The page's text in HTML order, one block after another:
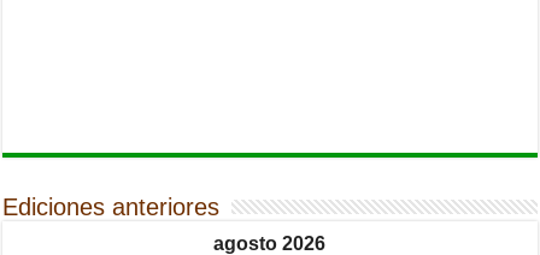
Ediciones anteriores
agosto 2026